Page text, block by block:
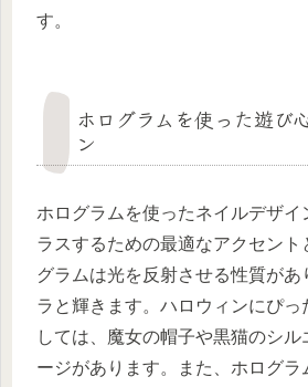
す。
ホログラムを使った遊び
ン
ホログラムを使ったネイルデザイ
ラスするための最適なアクセント
グラムは光を反射させる性質があ
ラと輝きます。ハロウィンにぴっ
しては、魔女の帽子や黒猫のシル
ージがあります。また、ホログラ